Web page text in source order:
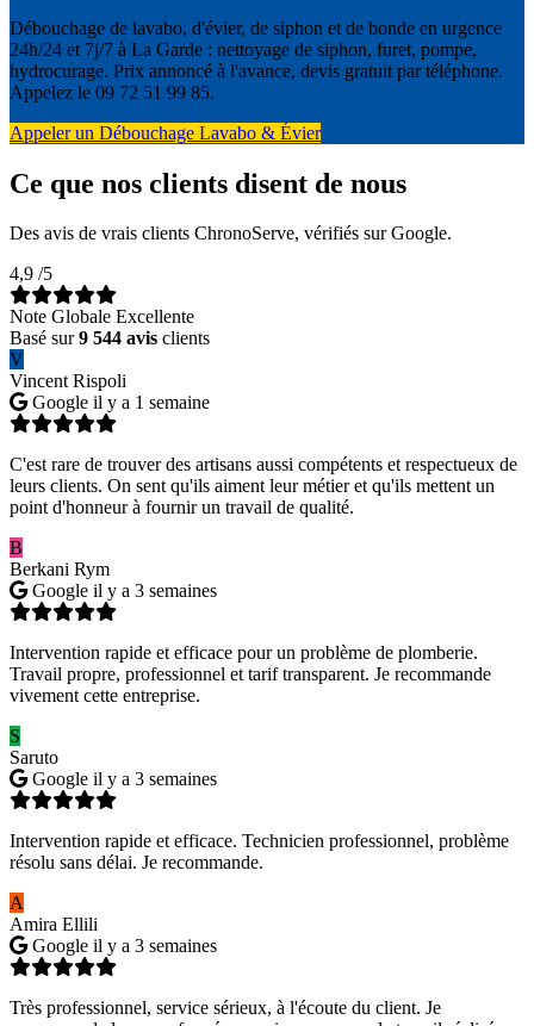
Débouchage de lavabo, d'évier, de siphon et de bonde en urgence
24h/24 et 7j/7 à La Garde : nettoyage de siphon, furet, pompe,
hydrocurage. Prix annoncé à l'avance, devis gratuit par téléphone.
Appelez le 09 72 51 99 85.
Appeler un Débouchage Lavabo & Évier
Ce que nos clients disent de nous
Des avis de vrais clients ChronoServe, vérifiés sur Google.
4,9 /5
Note Globale Excellente
Basé sur9 544 avis clients
V
Vincent Rispoli
Google il y a 1 semaine
C'est rare de trouver des artisans aussi compétents et respectueux de
leurs clients. On sent qu'ils aiment leur métier et qu'ils mettent un
point d'honneur à fournir un travail de qualité.
B
Berkani Rym
Google il y a 3 semaines
Intervention rapide et efficace pour un problème de plomberie.
Travail propre, professionnel et tarif transparent. Je recommande
vivement cette entreprise.
S
Saruto
Google il y a 3 semaines
Intervention rapide et efficace. Technicien professionnel, problème
résolu sans délai. Je recommande.
A
Amira Ellili
Google il y a 3 semaines
Très professionnel, service sérieux, à l'écoute du client. Je